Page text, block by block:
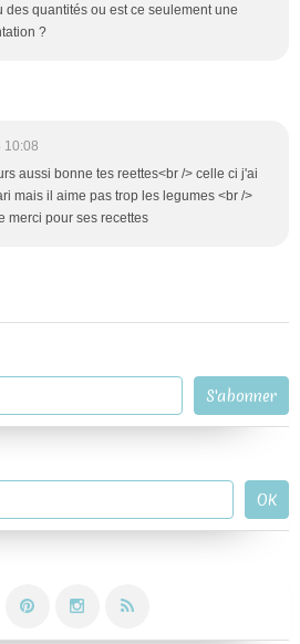
des quantités ou est ce seulement une
?
10:08
aussi bonne tes reettes<br /> celle ci j'ai
mais il aime pas trop les legumes <br />
merci pour ses recettes